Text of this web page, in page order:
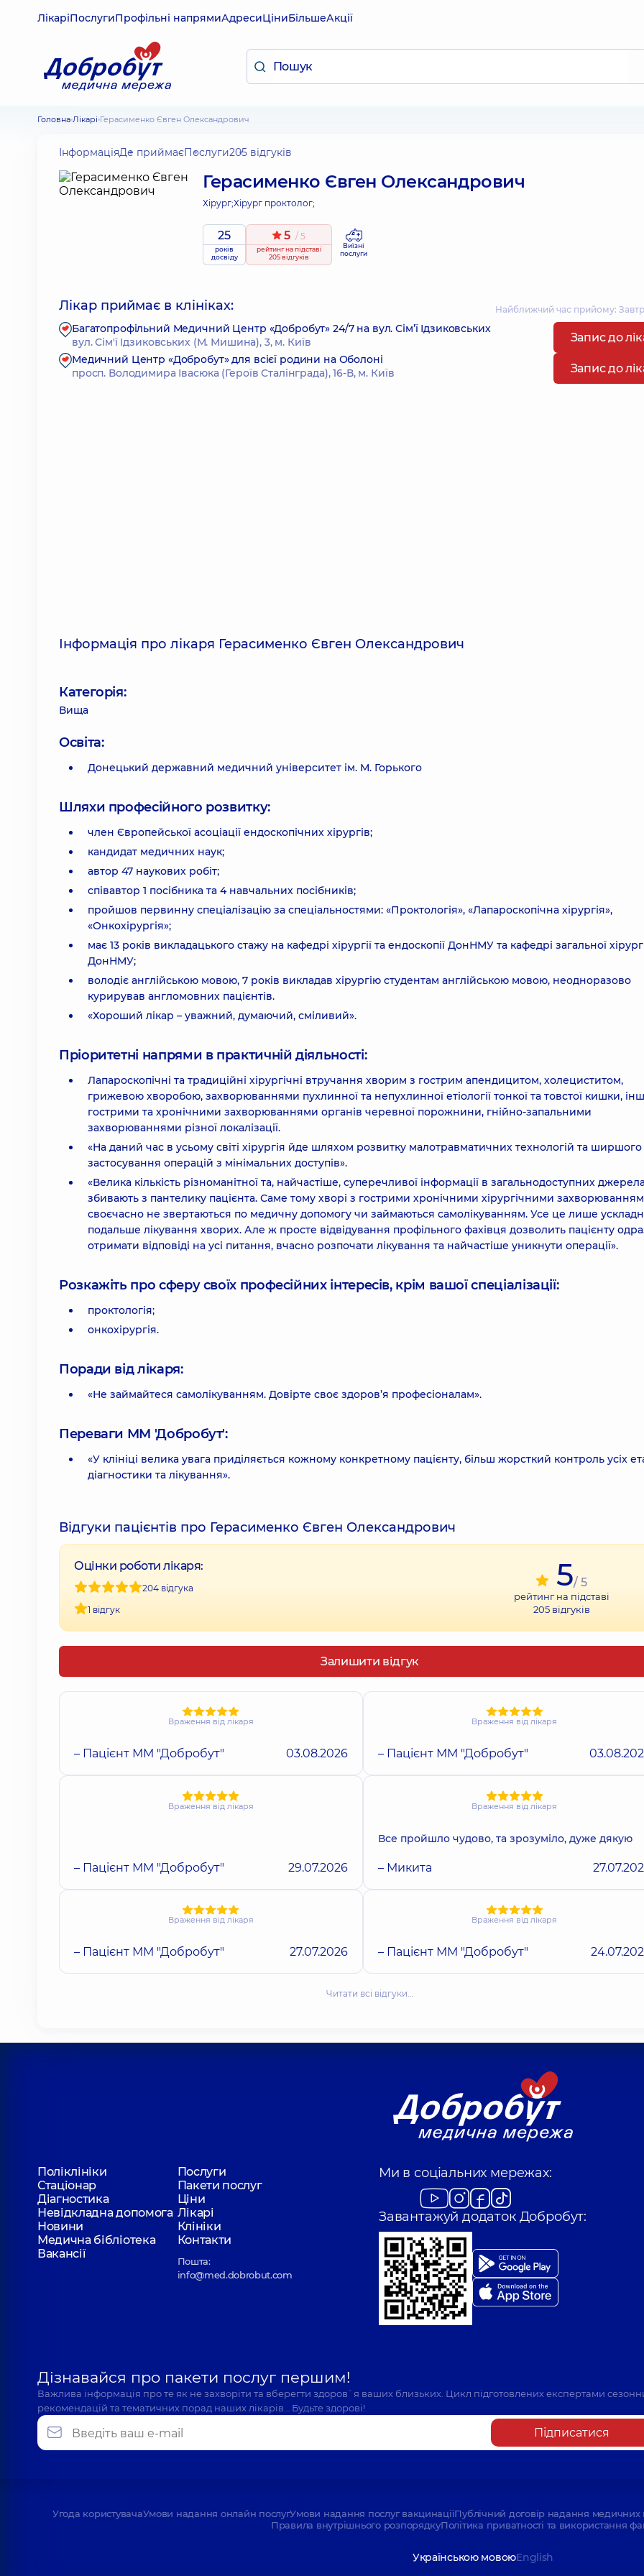
ЛікаріПослугиПрофільні напрямиАдресиЦіниБільшеАкції
Головна Лікарі Герасименко Євген Олександрович
ІнформаціяДе приймаєПослуги205 відгуків
Герасименко Євген Олександрович
Хірург;Хірург проктолог;
25
років
досвіду
5 / 5
рейтингна підставі
205 відгуків
Виїзні
послуги
Лікар приймає в клініках: Найближчий час прийому:
Багатопрофільний Медичний Центр «Добробут» 24/7 на вул. Сім’ї Ідзиковських
вул. Сім'ї Ідзиковських (М. Мишина), 3, м. Київ
Запис до
Медичний Центр «Добробут» для всієї родини на Оболоні
просп. Володимира Івасюка (Героїв Сталінграда), 16-В, м. Київ
Запис до
Інформація про лікаря Герасименко Євген Олександрович
Категорія:
Вища
Освіта:
Донецький державний медичний університет ім. М. Горького
Шляхи професійного розвитку:
член Європейської асоціації ендоскопічних хірургів;
кандидат медичних наук;
автор 47 наукових робіт;
співавтор 1 посібника та 4 навчальних посібників;
пройшов первинну спеціалізацію за спеціальностями: «Проктологія», «Лапароскопічна хірургія»,
«Онкохірургія»;
має 13 років викладацького стажу на кафедрі хірургії та ендоскопії ДонНМУ та кафедрі загальної
ДонНМУ;
володіє англійською мовою, 7 років викладав хірургію студентам англійською мовою, неодноразово
курирував англомовних пацієнтів.
«Хороший лікар – уважний, думаючий, сміливий».
Пріоритетні напрями в практичній діяльності:
Лапароскопічні та традиційні хірургічні втручання хворим з гострим апендицитом, холециститом,
грижевою хворобою, захворюваннями пухлинної та непухлинної етіології тонкої та товстої кишки,
гострими та хронічними захворюваннями органів черевної порожнини, гнійно-запальними
захворюваннями різної локалізації.
«На даний час в усьому світі хірургія йде шляхом розвитку малотравматичних технологій та ширшого
застосування операцій з мінімальних доступів».
«Велика кількість різноманітної та, найчастіше, суперечливої інформації в загальнодоступних
збивають з пантелику пацієнта. Саме тому хворі з гострими хронічними хірургічними
своєчасно не звертаються по медичну допомогу чи займаються самолікуванням. Усе це лише
подальше лікування хворих. Але ж просте відвідування профільного фахівця дозволить пацієнту
отримати відповіді на усі питання, вчасно розпочати лікування та найчастіше уникнути операції».
Розкажіть про сферу своїх професійних інтересів, крім вашої спеціалізації:
проктологія;
онкохірургія.
Поради від лікаря:
«Не займайтеся самолікуванням. Довірте своє здоров’я професіоналам».
Переваги ММ 'Добробут':
«У клініці велика увага приділяється кожному конкретному пацієнту, більш жорсткий контроль усіх
діагностики та лікування».
Відгуки пацієнтів про Герасименко Євген Олександрович
Оцінки роботи лікаря:
204 відгука
1 відгук
5/ 5
рейтинг на підставі
205відгуків
Залишити відгук
Враження від лікаря
– Пацієнт ММ "Добробут" 03.08.2026
Враження від лікаря
– Пацієнт ММ "Добробут"
Враження від лікаря
– Пацієнт ММ "Добробут" 29.07.2026
Враження від лікаря
Все пройшло чудово, та зрозуміло, дуже дякую
– Микита
Враження від лікаря
– Пацієнт ММ "Добробут" 27.07.2026
Враження від лікаря
– Пацієнт ММ "Добробут"
Читати всі відгуки…
Поліклініки
Послуги
Стаціонар
Пакети послуг
Діагностика
Ціни
Невідкладна допомога Лікарі
Новини
Клініки
Медична бібліотека
Контакти
Вакансії
Пошта:
info@med.dobrobut.com
Ми в соціальних мережах:
Завантажуй додаток Добробут:
Дізнавайся про пакети послуг першим!
Важлива інформація про те як не захворіти та вберегти здоров`я ваших близьких. Цикл підготовлених експертами
рекомендацій та тематичних порад наших лікарів… Будьте здорові!
Підписатися
Угода користувачаУмови надання онлайн послугУмови надання послуг вакцинаціїПублічний договір надання медичних
Правила внутрішнього розпорядкуПолітика приватності та використання
Українською мовоюEnglish